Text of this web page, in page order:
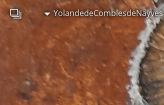
YolandedeComblesdeNayves